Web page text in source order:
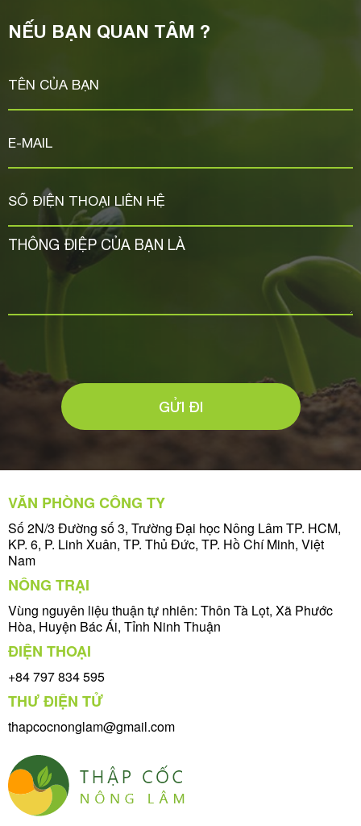
NẾU BẠN QUAN TÂM ?
GỬI ĐI
VĂN PHÒNG CÔNG TY
Số 2N/3 Đường số 3, Trường Đại học Nông Lâm TP. HCM,
KP. 6, P. Linh Xuân, TP. Thủ Đức, TP. Hồ Chí Minh, Việt
Nam
NÔNG TRẠI
Vùng nguyên liệu thuận tự nhiên: Thôn Tà Lọt, Xã Phước
Hòa, Huyện Bác Ái, Tỉnh Ninh Thuận
ĐIỆN THOẠI
+84 797 834 595
THƯ ĐIỆN TỬ
thapcocnonglam@gmail.com